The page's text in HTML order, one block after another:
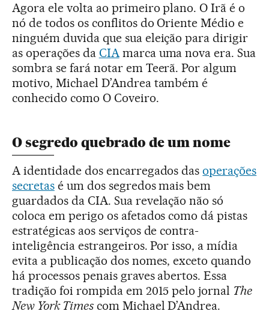
Agora ele volta ao primeiro plano. O Irã é o
nó de todos os conflitos do Oriente Médio e
ninguém duvida que sua eleição para dirigir
as operações da CIAmarca uma nova era. Sua
sombra se fará notar em Teerã. Por algum
motivo, Michael D’Andrea também é
conhecido como O Coveiro.
O segredo quebrado de um nome
A identidade dos encarregados dasoperações
secretasé um dos segredos mais bem
guardados da CIA. Sua revelação não só
coloca em perigo os afetados como dá pistas
estratégicas aos serviços de contra-
inteligência estrangeiros. Por isso, a mídia
evita a publicação dos nomes, exceto quando
há processos penais graves abertos. Essa
tradição foi rompida em 2015 pelo jornal The
New York Timescom Michael D’Andrea.